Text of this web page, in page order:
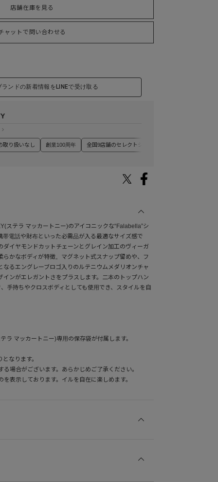
店舗在庫を見る
ャットで問い合わせる
ランドの新着情報をLINEで受け取る
取り扱いなし 創業100周年 全国9店舗のセレクトショップ
ステラ マッカートニー)のアイコニックな“Falabella”シ
帯電話や財布といった必需品が入る最適なサイズ感で
ダイヤモンドカットチェーンとグレイン加工のヴィーガ
らかなボディが特徴。マグネット式スナップ留めや、フ
なるエングレーブロゴ入りのルテニウムメダリオンチャ
インがエレガントさをプラスします。二本のトップハン
手持ちやクロスボディとしても使用でき、スタイルを自
ラ マッカートニー)専用の保存袋が付属します。
なります。
場合がございます。あらかじめご了承ください。
表示しております。イルを自在に楽しめます。